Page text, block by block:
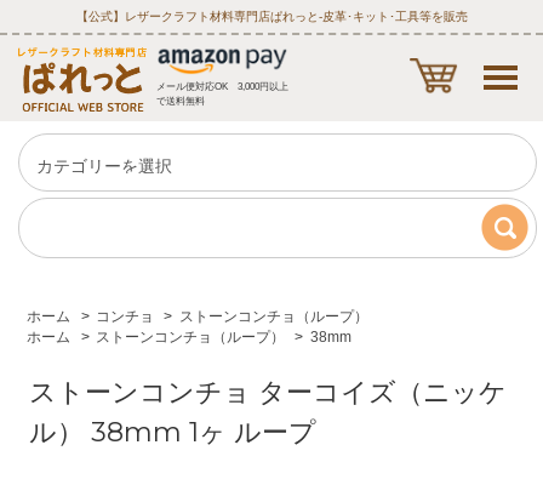
【公式】レザークラフト材料専門店ぱれっと‐皮革･キット･工具等を販売
メール便対応OK 3,000円以上
で送料無料
ホーム > コンチョ > ストーンコンチョ（ループ）
ホーム
> ストーンコンチョ（ループ） > 38mm
ストーンコンチョ ターコイズ（ニッケ
ル） 38mm 1ヶ ループ